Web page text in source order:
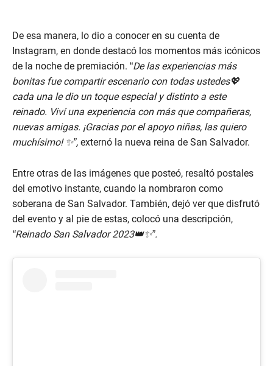
De esa manera, lo dio a conocer en su cuenta de
Instagram, en donde destacó los momentos más icónicos
de la noche de premiación. “De las experiencias más
bonitas fue compartir escenario con todas ustedes💖
cada una le dio un toque especial y distinto a este
reinado. Viví una experiencia con más que compañeras,
nuevas amigas. ¡Gracias por el apoyo niñas, las quiero
muchísimo! ✨”, externó la nueva reina de San Salvador.
Entre otras de las imágenes que posteó, resaltó postales
del emotivo instante, cuando la nombraron como
soberana de San Salvador. También, dejó ver que disfrutó
del evento y al pie de estas, colocó una descripción,
“Reinado San Salvador 2023👑✨”.